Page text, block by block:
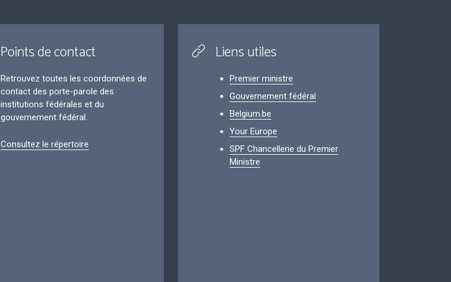
Points de contact
Retrouvez toutes les coordonnées de
contact des porte-parole des
institutions fédérales et du
gouvernement fédéral.
Consultez le répertoire
Liens utiles
Premier ministre
Gouvernement fédéral
Belgium.be
Your Europe
SPF Chancellerie du Premier
Ministre